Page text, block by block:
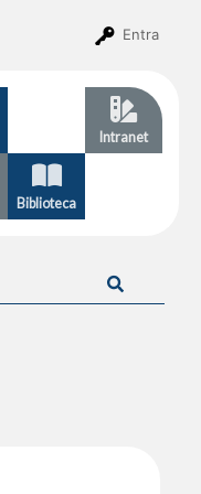
Entra
Intranet
Biblioteca
Cerca